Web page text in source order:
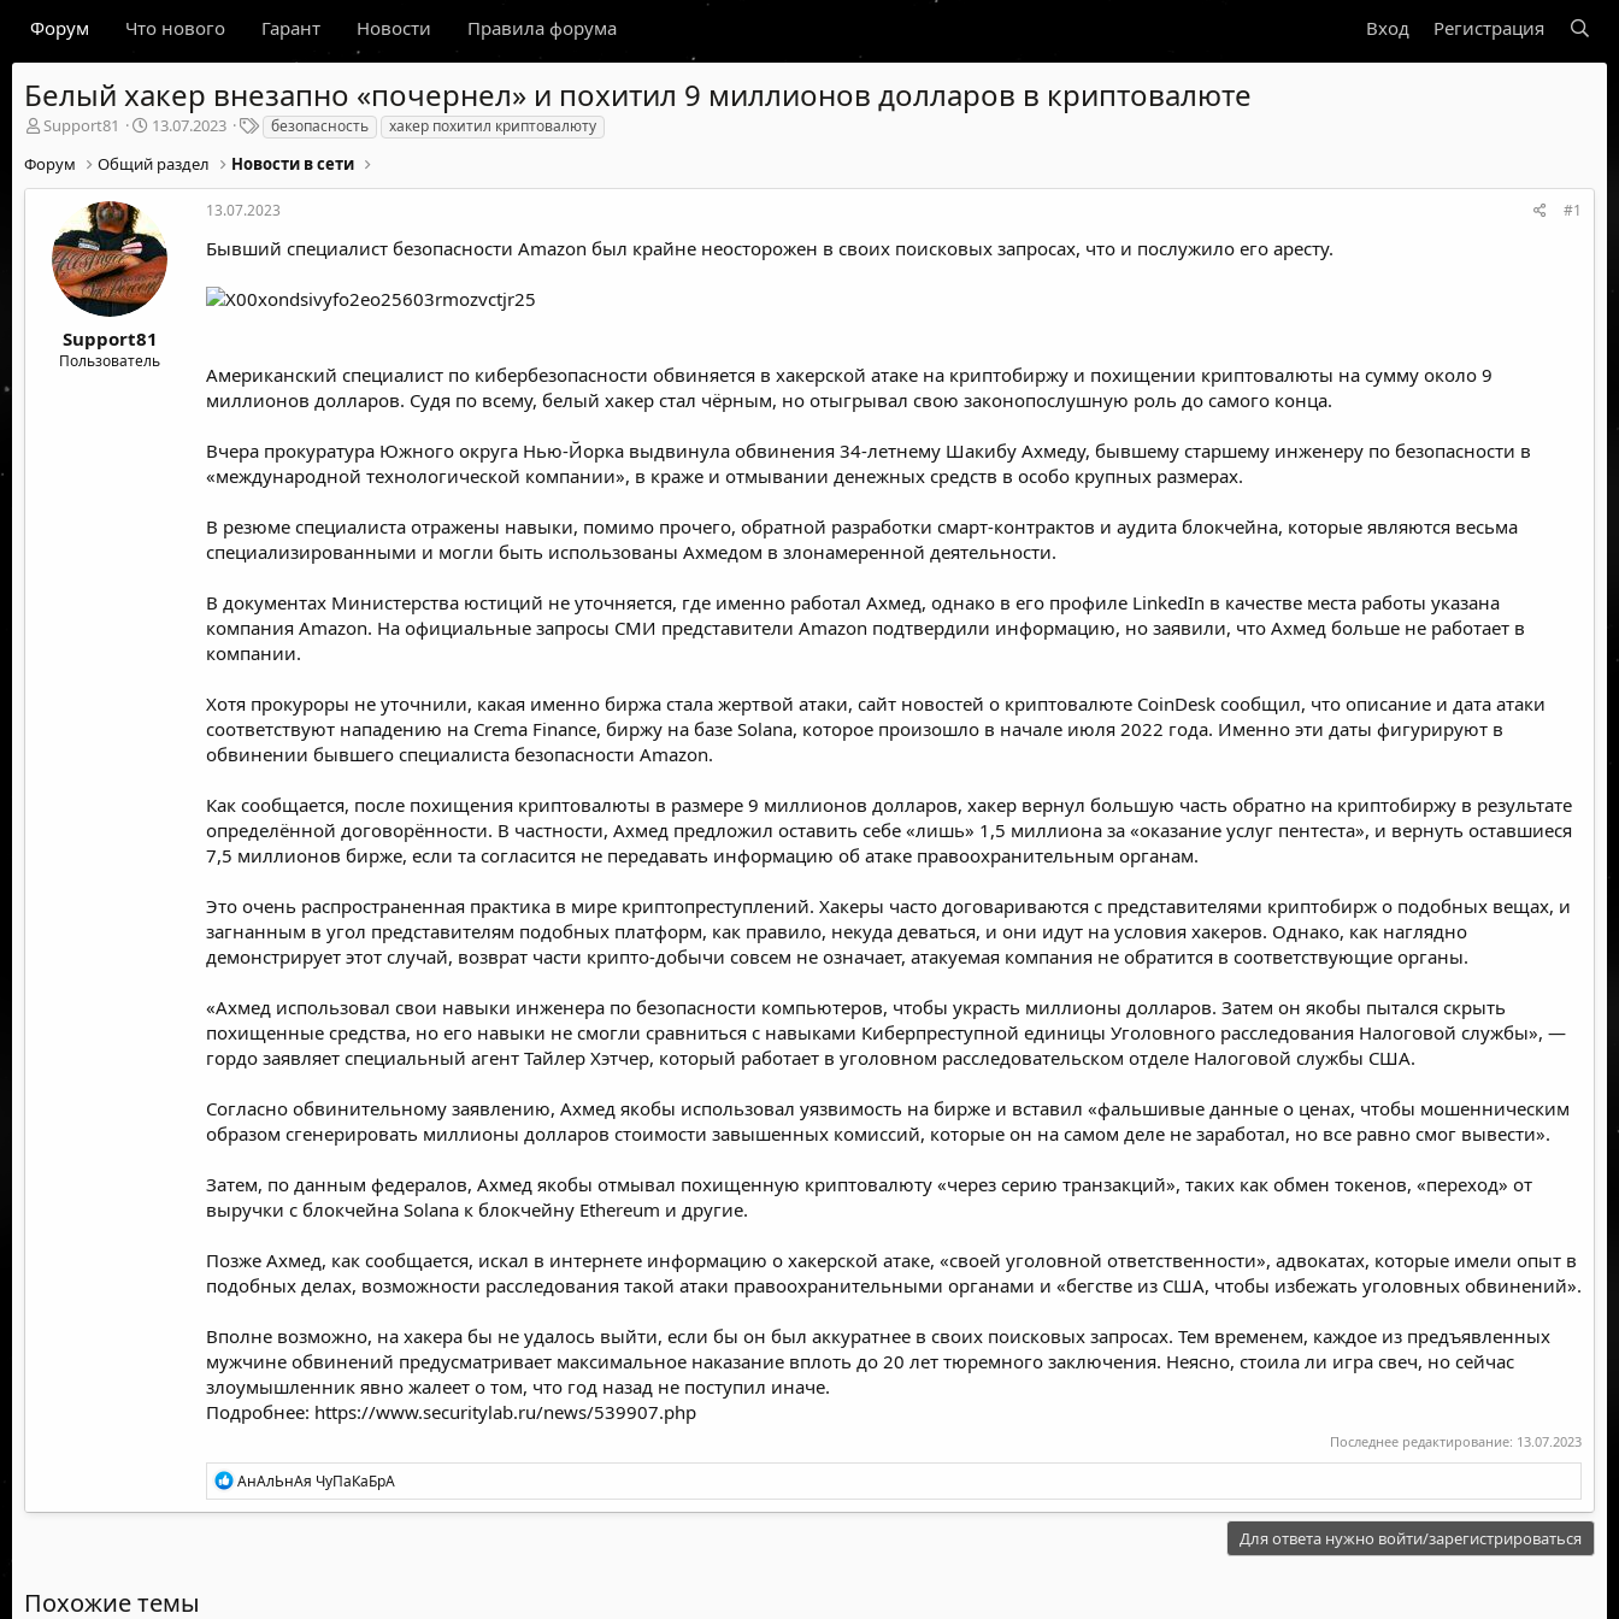
Форум Что нового Гарант Новости Правила форума Вход Регистрация
Белый хакер внезапно «почернел» и похитил 9 миллионов долларов в криптовалюте
А
т
о
м
Support81
Д
т
а
а
ч
а
л
13.07.2023
Т
е
г
и
безопасность хакер похитил криптовалюту
Форум Общий раздел Новости в сети
Support81
Пользователь
13.07.2023 #1
Бывший специалист безопасности Amazon был крайне неосторожен в своих поисковых запросах, что и послужило его аресту.
Американский специалист по кибербезопасности обвиняется в хакерской атаке на криптобиржу и похищении криптовалюты на сумму около 9
миллионов долларов. Судя по всему, белый хакер стал чёрным, но отыгрывал свою законопослушную роль до самого конца.
Вчера прокуратура Южного округа Нью-Йорка выдвинула обвинения 34-летнему Шакибу Ахмеду, бывшему старшему инженеру по безопасности в
«международной технологической компании», в краже и отмывании денежных средств в особо крупных размерах.
В резюме специалиста отражены навыки, помимо прочего, обратной разработки смарт-контрактов и аудита блокчейна, которые являются весьма
специализированными и могли быть использованы Ахмедом в злонамеренной деятельности.
В документах Министерства юстиций не уточняется, где именно работал Ахмед, однако в его профиле LinkedIn в качестве места работы указана
компания Amazon. На официальные запросы СМИ представители Amazon подтвердили информацию, но заявили, что Ахмед больше не работает в
компании.
Хотя прокуроры не уточнили, какая именно биржа стала жертвой атаки, сайт новостей о криптовалюте CoinDesk сообщил, что описание и дата атаки
соответствуют нападению на Crema Finance, биржу на базе Solana, которое произошло в начале июля 2022 года. Именно эти даты фигурируют в
обвинении бывшего специалиста безопасности Amazon.
Как сообщается, после похищения криптовалюты в размере 9 миллионов долларов, хакер вернул большую часть обратно на криптобиржу в результате
определённой договорённости. В частности, Ахмед предложил оставить себе «лишь» 1,5 миллиона за «оказание услуг пентеста», и вернуть оставшиеся
7,5 миллионов бирже, если та согласится не передавать информацию об атаке правоохранительным органам.
Это очень распространенная практика в мире криптопреступлений. Хакеры часто договариваются с представителями криптобирж о подобных вещах, и
загнанным в угол представителям подобных платформ, как правило, некуда деваться, и они идут на условия хакеров. Однако, как наглядно
демонстрирует этот случай, возврат части крипто-добычи совсем не означает, атакуемая компания не обратится в соответствующие органы.
«Ахмед использовал свои навыки инженера по безопасности компьютеров, чтобы украсть миллионы долларов. Затем он якобы пытался скрыть
похищенные средства, но его навыки не смогли сравниться с навыками Киберпреступной единицы Уголовного расследования Налоговой службы», —
гордо заявляет специальный агент Тайлер Хэтчер, который работает в уголовном расследовательском отделе Налоговой службы США.
Согласно обвинительному заявлению, Ахмед якобы использовал уязвимость на бирже и вставил «фальшивые данные о ценах, чтобы мошенническим
образом сгенерировать миллионы долларов стоимости завышенных комиссий, которые он на самом деле не заработал, но все равно смог вывести».
Затем, по данным федералов, Ахмед якобы отмывал похищенную криптовалюту «через серию транзакций», таких как обмен токенов, «переход» от
выручки с блокчейна Solana к блокчейну Ethereum и другие.
Позже Ахмед, как сообщается, искал в интернете информацию о хакерской атаке, «своей уголовной ответственности», адвокатах, которые имели опыт в
подобных делах, возможности расследования такой атаки правоохранительными органами и «бегстве из США, чтобы избежать уголовных обвинений».
Вполне возможно, на хакера бы не удалось выйти, если бы он был аккуратнее в своих поисковых запросах. Тем временем, каждое из предъявленных
мужчине обвинений предусматривает максимальное наказание вплоть до 20 лет тюремного заключения. Неясно, стоила ли игра свеч, но сейчас
злоумышленник явно жалеет о том, что год назад не поступил иначе.
Подробнее: https://www.securitylab.ru/news/539907.php
Последнее редактирование: 13.07.2023
Р
е
а
АнАлЬнАя ЧуПаКаБрА
Для ответа нужно войти/зарегистрироваться
Похожие темы